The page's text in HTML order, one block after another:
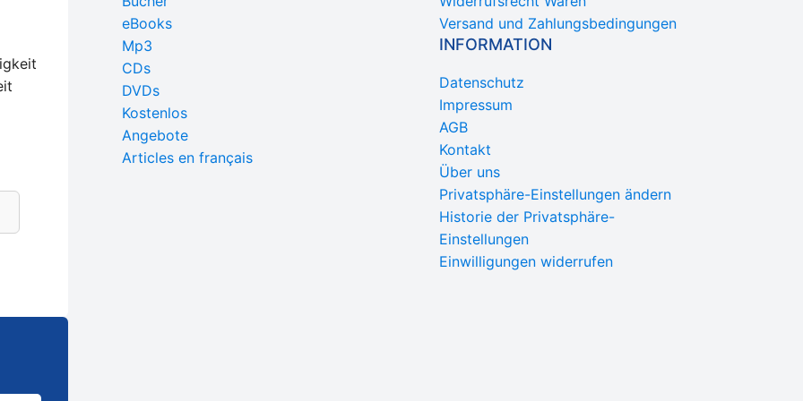
eBooks
Mp3
CDs
DVDs
Kostenlos
Angebote
Articles en français
Versand und Zahlungsbedingungen
INFORMATION
Datenschutz
Impressum
AGB
Kontakt
Über uns
Privatsphäre-Einstellungen ändern
Historie der Privatsphäre-
Einstellungen
Einwilligungen widerrufen